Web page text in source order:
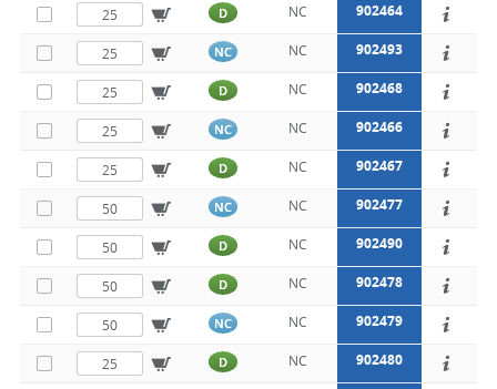
D NC 902464
NC NC 902493
D NC 902468
NC NC 902466
D NC 902467
NC NC 902477
D NC 902490
D NC 902478
NC NC 902479
D NC 902480